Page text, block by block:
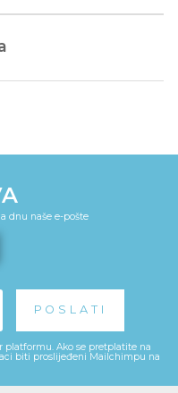
dnu naše e-pošte
platformu. Ako se pretplatite na
biti proslijeđeni Mailchimpu na